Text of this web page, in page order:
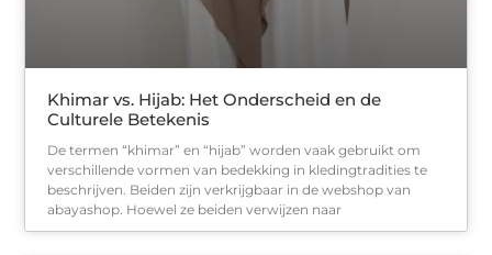
Khimar vs. Hijab: Het Onderscheid en de
Culturele Betekenis
De termen “khimar” en “hijab” worden vaak gebruikt om
verschillende vormen van bedekking in kledingtradities te
beschrijven. Beiden zijn verkrijgbaar in de webshop van
abayashop. Hoewel ze beiden verwijzen naar